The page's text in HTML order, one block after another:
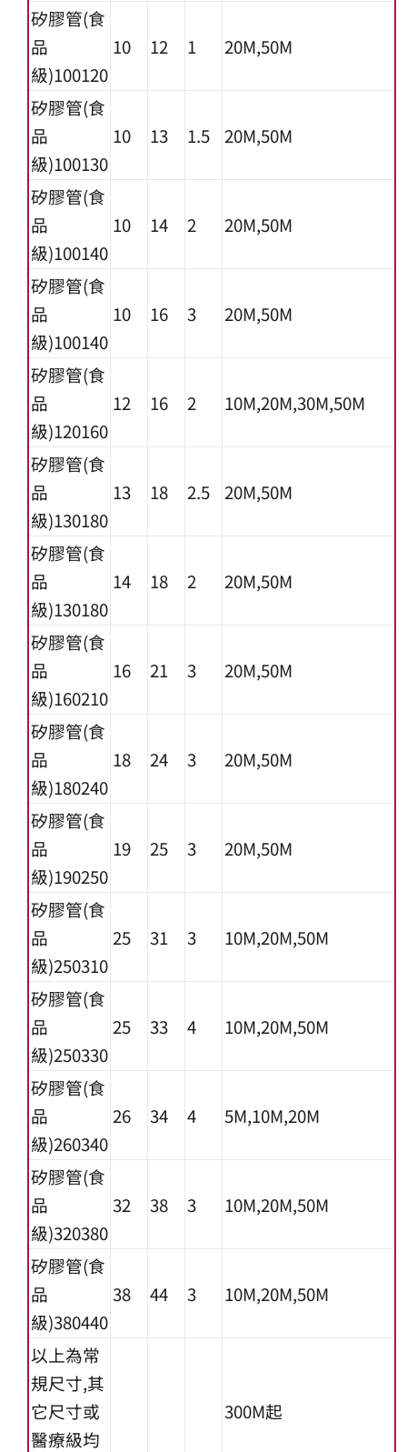
矽膠管(食
品
級)100120
10 12 1 20M,50M
矽膠管(食
品
級)100130
10 13 1.5 20M,50M
矽膠管(食
品
級)100140
10 14 2 20M,50M
矽膠管(食
品
級)100140
10 16 3 20M,50M
矽膠管(食
品
級)120160
12 16 2 10M,20M,30M,50M
矽膠管(食
品
級)130180
13 18 2.5 20M,50M
矽膠管(食
品
級)130180
14 18 2 20M,50M
矽膠管(食
品
級)160210
16 21 3 20M,50M
矽膠管(食
品
級)180240
18 24 3 20M,50M
矽膠管(食
品
級)190250
19 25 3 20M,50M
矽膠管(食
品
級)250310
25 31 3 10M,20M,50M
矽膠管(食
品
級)250330
25 33 4 10M,20M,50M
矽膠管(食
品
級)260340
26 34 4 5M,10M,20M
矽膠管(食
品
級)320380
32 38 3 10M,20M,50M
矽膠管(食
品
級)380440
38 44 3 10M,20M,50M
以上為常
規尺寸,其
它尺寸或
醫療級均
300M起